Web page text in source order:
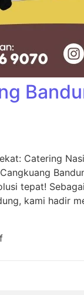
Catering
tepat!
kami hadir